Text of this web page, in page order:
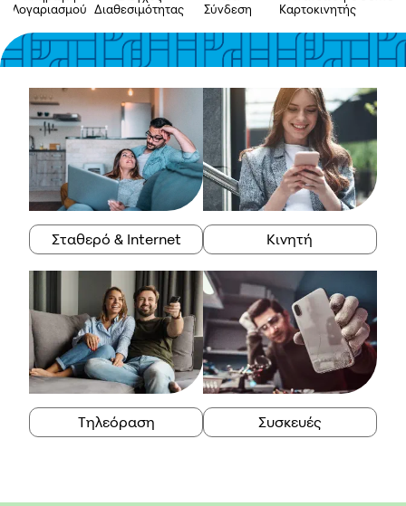
Λογαριασμού Διαθεσιμότητας
Σύνδεση
Καρτοκινητής
Σταθερό & Internet Κινητή
Τηλεόραση Συσκευές